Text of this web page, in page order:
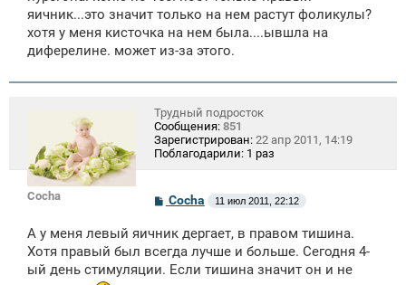
е
н
и
яичник...это значит только на нем растут фоликулы?
хотя у меня кисточка на нем была....ывшла на
диферелине. может из-за этого.
Cocha
Трудный подросток
Сообщения: 851
Зарегистрирован: 22 апр 2011, 14:19
Поблагодарили: 1 раз
С
б
щ
н
Cocha 11 июл 2011, 22:12
А у меня левый яичник дергает, в правом тишина.
Хотя правый был всегда лучше и больше. Сегодня 4-
ый день стимуляции. Если тишина значит он и не